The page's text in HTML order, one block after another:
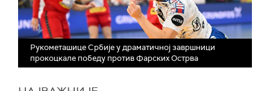
Рукометашице Србије у драматичној завршници
прокоцкале победу против Фарских Острва